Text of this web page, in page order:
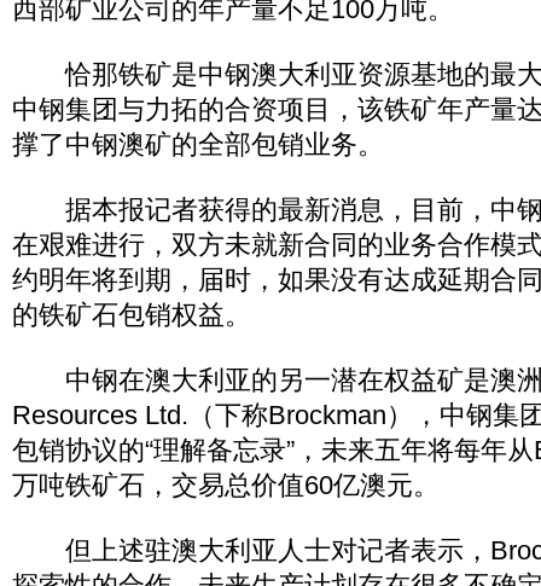
西部矿业公司的年产量不足100万吨。
恰那铁矿是中钢澳大利亚资源基地的最
中钢集团与力拓的合资项目，该铁矿年产量
撑了中钢澳矿的全部包销业务。
据本报记者获得的最新消息，目前，中
在艰难进行，双方未就新合同的业务合作模
约明年将到期，届时，如果没有达成延期合
的铁矿石包销权益。
中钢在澳大利亚的另一潜在权益矿是澳
Resources Ltd.（下称Brockman），中钢集
包销协议的“理解备忘录”，未来五年将每年
万吨铁矿石，交易总价值60亿澳元。
但上述驻澳大利亚人士对记者表示，